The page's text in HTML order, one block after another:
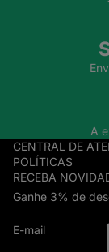
A
CENTRAL DE
POLÍTICAS
RECEBA
Ganhe 3% de
E-mail